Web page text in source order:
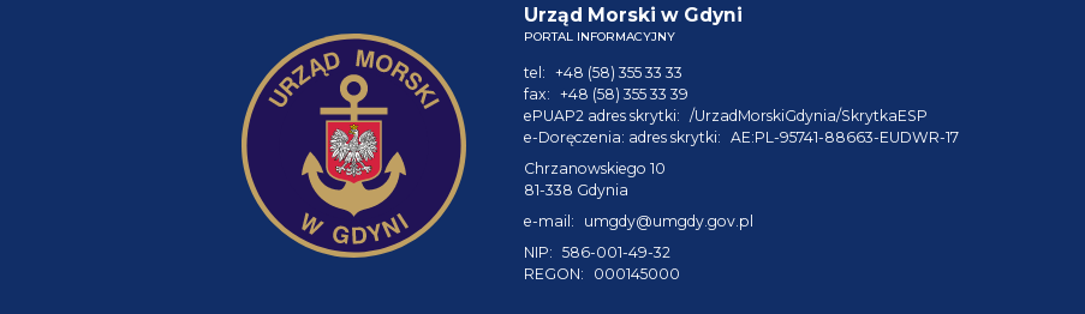
Urząd Morski w Gdyni
PORTAL INFORMACYJNY
tel: +48 (58) 355 33 33
fax: +48 (58) 355 33 39
ePUAP2 adres skrytki: /UrzadMorskiGdynia/SkrytkaESP
e-Doręczenia: adres skrytki: AE:PL-95741-88663-EUDWR-17
Chrzanowskiego 10
81-338 Gdynia
e-mail:
umgdy@umgdy.gov.pl
NIP: 586-001-49-32
REGON:
000145000